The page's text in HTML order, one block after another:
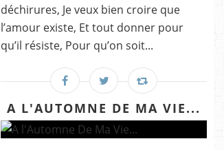
déchirures, Je veux bien croire que
l’amour existe, Et tout donner pour
qu’il résiste, Pour qu’on soit...
A L'AUTOMNE DE MA VIE...